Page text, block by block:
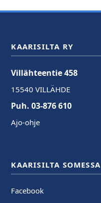
KAARISILTA RY
Villähteentie 458
15540 VILLÄHDE
Puh. 03-876 610
Ajo-ohje
KAARISILTA SOMESSA
Facebook